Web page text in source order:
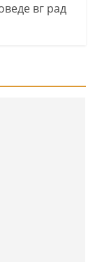
вг рад